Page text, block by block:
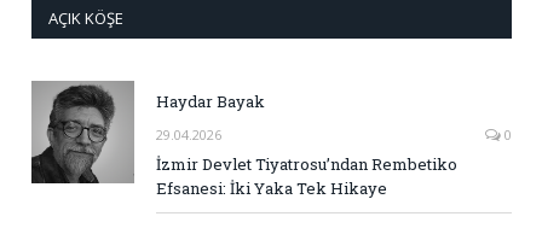
AÇIK KÖŞE
Haydar Bayak
29.04.2026 0
İzmir Devlet Tiyatrosu’ndan Rembetiko
Efsanesi: İki Yaka Tek Hikaye